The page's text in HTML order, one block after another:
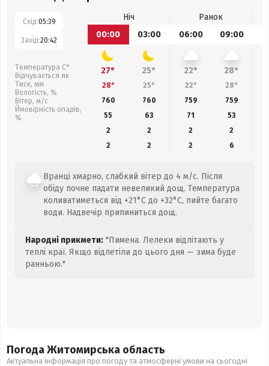
Схід:05:39
Захід:20:42
Температура С°
Відчувається як
Тиск, мм
Вологість, %
Вітер, м/с
Ймовірність опадів,
%
Ніч
Ранок
00:00
03:00 06:00 09:00
27° 25° 22° 28°
28° 25° 22° 28°
760
760 759 759
55
63 71 53
2
2 2
2
2
2 2 6
Вранці хмарно, слабкий вітер до 4 м/с. Після
обіду почне падати невеликий дощ. Температура
коливатиметься від +21°C до +32°C, пийте багато
води. Надвечір припиниться дощ.
Народні прикмети: "Пимена. Лелеки відлітають у
теплі краї. Якщо відлетіли до цього дня — зима буде
ранньою."
Погода Житомирська область
Актуальна інформація про погоду та атмосферні умови на сьогодні